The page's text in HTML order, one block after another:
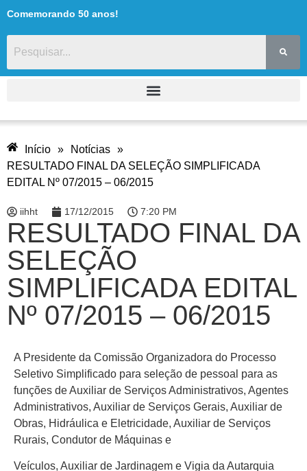
Comemorando 50 anos!
Início » Notícias »
RESULTADO FINAL DA SELEÇÃO SIMPLIFICADA
EDITAL Nº 07/2015 – 06/2015
iihht 17/12/2015 7:20 PM
RESULTADO FINAL DA
SELEÇÃO
SIMPLIFICADA EDITAL
Nº 07/2015 – 06/2015
A Presidente da Comissão Organizadora do Processo
Seletivo Simplificado para seleção de pessoal para as
funções de Auxiliar de Serviços Administrativos, Agentes
Administrativos, Auxiliar de Serviços Gerais, Auxiliar de
Obras, Hidráulica e Eletricidade, Auxiliar de Serviços
Rurais, Condutor de Máquinas e
Veículos, Auxiliar de Jardinagem e Vigia da Autarquia